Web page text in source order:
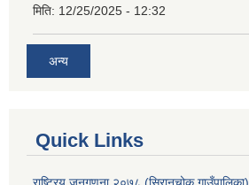
मिति: 12/25/2025 - 12:32
अन्य
Quick Links
राष्ट्रिय जनगणना २०७८ (सिरानचोक गाउँपालिका)